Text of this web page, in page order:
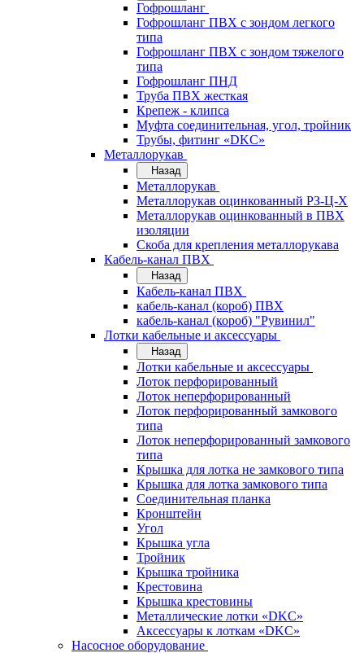
Гофрошланг
Гофрошланг ПВХ с зондом легкого
типа
Гофрошланг ПВХ с зондом тяжелого
типа
Гофрошланг ПНД
Труба ПВХ жесткая
Крепеж - клипса
Муфта соединительная, угол, тройник
Трубы, фитинг «DKC»
Металлорукав
Назад
Металлорукав
Металлорукав оцинкованный РЗ-Ц-Х
Металлорукав оцинкованный в ПВХ
изоляции
Скоба для крепления металлорукава
Кабель-канал ПВХ
Назад
Кабель-канал ПВХ
кабель-канал (короб) ПВХ
кабель-канал (короб) "Рувинил"
Лотки кабельные и аксессуары
Назад
Лотки кабельные и аксессуары
Лоток перфорированный
Лоток неперфорированный
Лоток перфорированный замкового
типа
Лоток неперфорированный замкового
типа
Крышка для лотка не замкового типа
Крышка для лотка замкового типа
Соединительная планка
Кронштейн
Угол
Крышка угла
Тройник
Крышка тройника
Крестовина
Крышка крестовины
Металлические лотки «DKC»
Аксессуары к лоткам «DKC»
Насосное оборудование